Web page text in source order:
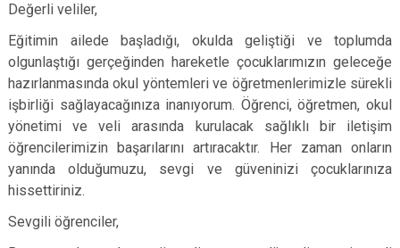
Değerli veliler,
Eğitimin ailede başladığı, okulda geliştiği ve toplumda
olgunlaştığı gerçeğinden hareketle çocuklarımızın geleceğe
hazırlanmasında okul yöntemleri ve öğretmenlerimizle sürekli
işbirliği sağlayacağınıza inanıyorum. Öğrenci, öğretmen, okul
yönetimi ve veli arasında kurulacak sağlıklı bir iletişim
öğrencilerimizin başarılarını artıracaktır. Her zaman onların
yanında olduğumuzu, sevgi ve güveninizi çocuklarınıza
hissettiriniz.
Sevgili öğrenciler,